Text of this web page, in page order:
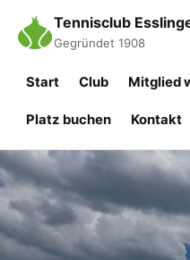
Tennisclub
Gegründet 1908
Start Club Mitglied
Platz buchen Kontakt